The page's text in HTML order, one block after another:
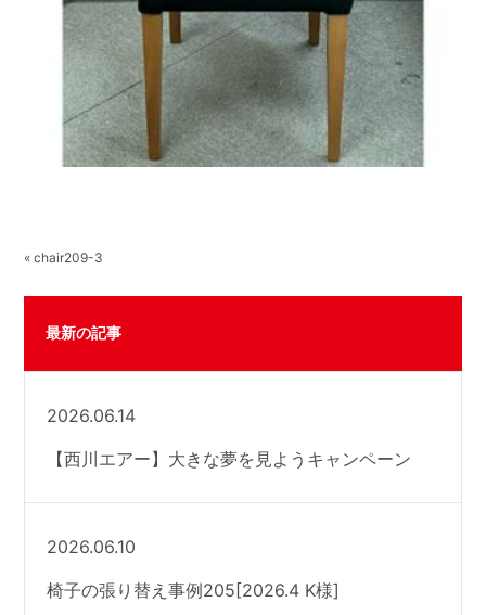
« chair209-3
最新の記事
2026.06.14
【西川エアー】大きな夢を見ようキャンペーン
2026.06.10
椅子の張り替え事例205[2026.4 K様]